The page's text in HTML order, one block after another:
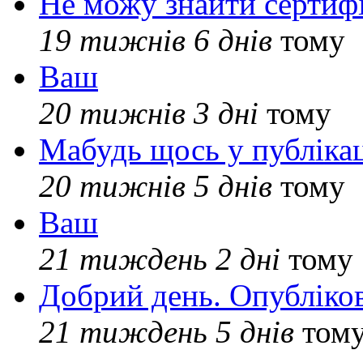
19 тижнів 6 днів тому
Ваш
20 тижнів 3 дні тому
Мабудь щось у
20 тижнів 5 днів тому
Ваш
21 тиждень 2 дні тому
Добрий день.
21 тиждень 5 днів